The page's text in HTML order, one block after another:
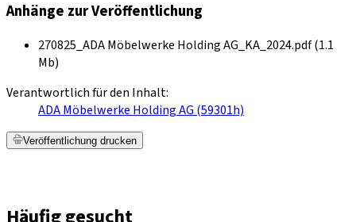
Anhänge zur Veröffentlichung
270825_ADA Möbelwerke Holding AG_KA_2024.pdf (1.1
Mb)
Verantwortlich für den Inhalt:
ADA Möbelwerke Holding AG (59301h)
Veröffentlichung drucken